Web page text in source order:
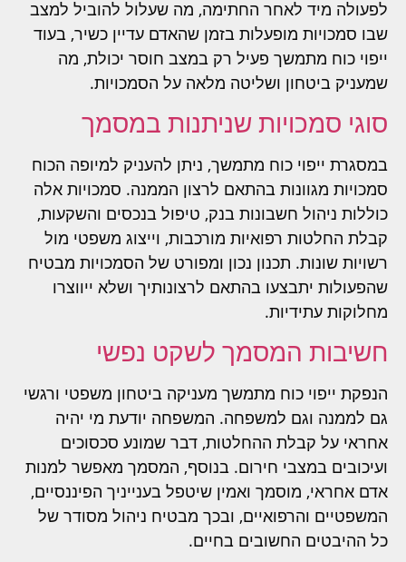
לפעולה מיד לאחר החתימה, מה שעלול להוביל למצב
שבו סמכויות מופעלות בזמן שהאדם עדיין כשיר, בעוד
ייפוי כוח מתמשך פעיל רק במצב חוסר יכולת, מה
שמעניק ביטחון ושליטה מלאה על הסמכויות.
סוגי סמכויות שניתנות במסמך
במסגרת ייפוי כוח מתמשך, ניתן להעניק למיופה הכוח
סמכויות מגוונות בהתאם לרצון הממנה. סמכויות אלה
כוללות ניהול חשבונות בנק, טיפול בנכסים והשקעות,
קבלת החלטות רפואיות מורכבות, וייצוג משפטי מול
רשויות שונות. תכנון נכון ומפורט של הסמכויות מבטיח
שהפעולות יתבצעו בהתאם לרצונותיך ושלא ייווצרו
מחלוקות עתידיות.
חשיבות המסמך לשקט נפשי
הנפקת ייפוי כוח מתמשך מעניקה ביטחון משפטי ורגשי
גם לממנה וגם למשפחה. המשפחה יודעת מי יהיה
אחראי על קבלת ההחלטות, דבר שמונע סכסוכים
ועיכובים במצבי חירום. בנוסף, המסמך מאפשר למנות
אדם אחראי, מוסמך ואמין שיטפל בענייניך הפיננסיים,
המשפטיים והרפואיים, ובכך מבטיח ניהול מסודר של
כל ההיבטים החשובים בחיים.